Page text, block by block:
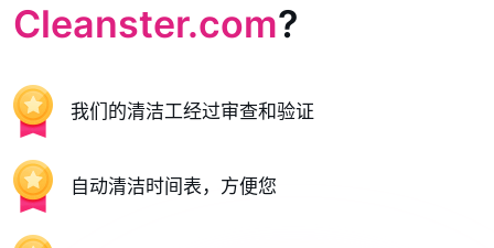
Cleanster.com?
我们的清洁工经过审查和验证
自动清洁时间表，方便您